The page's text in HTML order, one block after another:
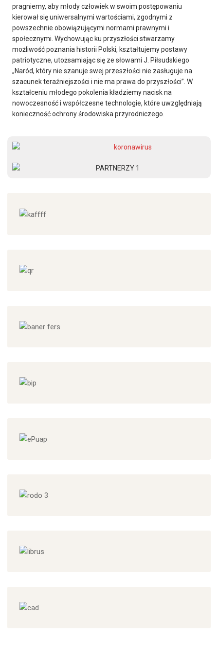
pragniemy, aby młody człowiek w swoim postępowaniu
kierował się uniwersalnymi wartościami, zgodnymi z
powszechnie obowiązującymi normami prawnymi i
społecznymi. Wychowując ku przyszłości stwarzamy
możliwość poznania historii Polski, kształtujemy postawy
patriotyczne, utożsamiając się ze słowami J. Piłsudskiego
„Naród, który nie szanuje swej przeszłości nie zasługuje na
szacunek teraźniejszości i nie ma prawa do przyszłości”. W
kształceniu młodego pokolenia kładziemy nacisk na
nowoczesność i współczesne technologie, które uwzględniają
konieczność ochrony środowiska przyrodniczego.